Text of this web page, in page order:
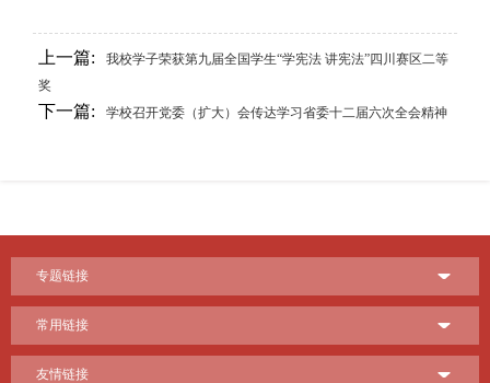
上一篇:
我校学子荣获第九届全国学生“学宪法 讲宪法”四川赛区二等
奖
下一篇: 学校召开党委（扩大）会传达学习省委十二届六次全会精神
专题链接
常用链接
友情链接